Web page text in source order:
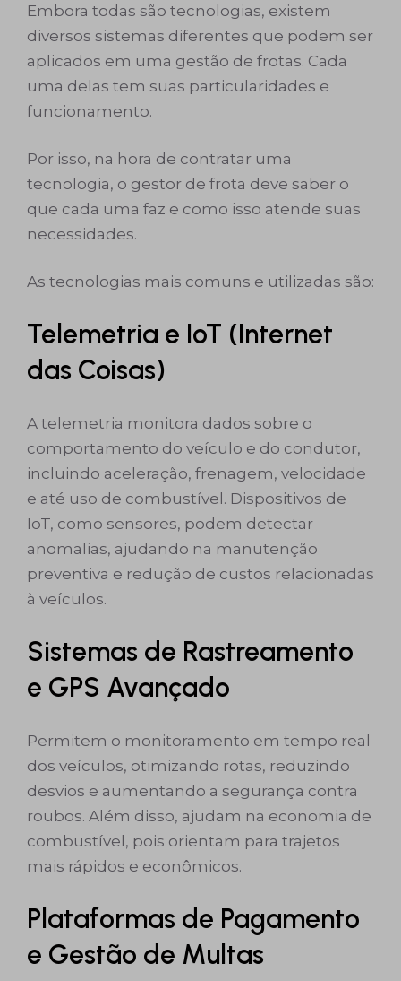
Embora todas são tecnologias, existem
diversos sistemas diferentes que podem ser
aplicados em uma gestão de frotas. Cada
uma delas tem suas particularidades e
funcionamento.
Por isso, na hora de contratar uma
tecnologia, o gestor de frota deve saber o
que cada uma faz e como isso atende suas
necessidades.
As tecnologias mais comuns e utilizadas são:
Telemetria e IoT (Internet
das Coisas)
A telemetria monitora dados sobre o
comportamento do veículo e do condutor,
incluindo aceleração, frenagem, velocidade
e até uso de combustível. Dispositivos de
IoT, como sensores, podem detectar
anomalias, ajudando na manutenção
preventiva e redução de custos relacionadas
à veículos.
Sistemas de Rastreamento
e GPS Avançado
Permitem o monitoramento em tempo real
dos veículos, otimizando rotas, reduzindo
desvios e aumentando a segurança contra
roubos. Além disso, ajudam na economia de
combustível, pois orientam para trajetos
mais rápidos e econômicos.
Plataformas de Pagamento
e Gestão de Multas